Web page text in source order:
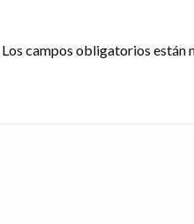
Los campos obligatorios están